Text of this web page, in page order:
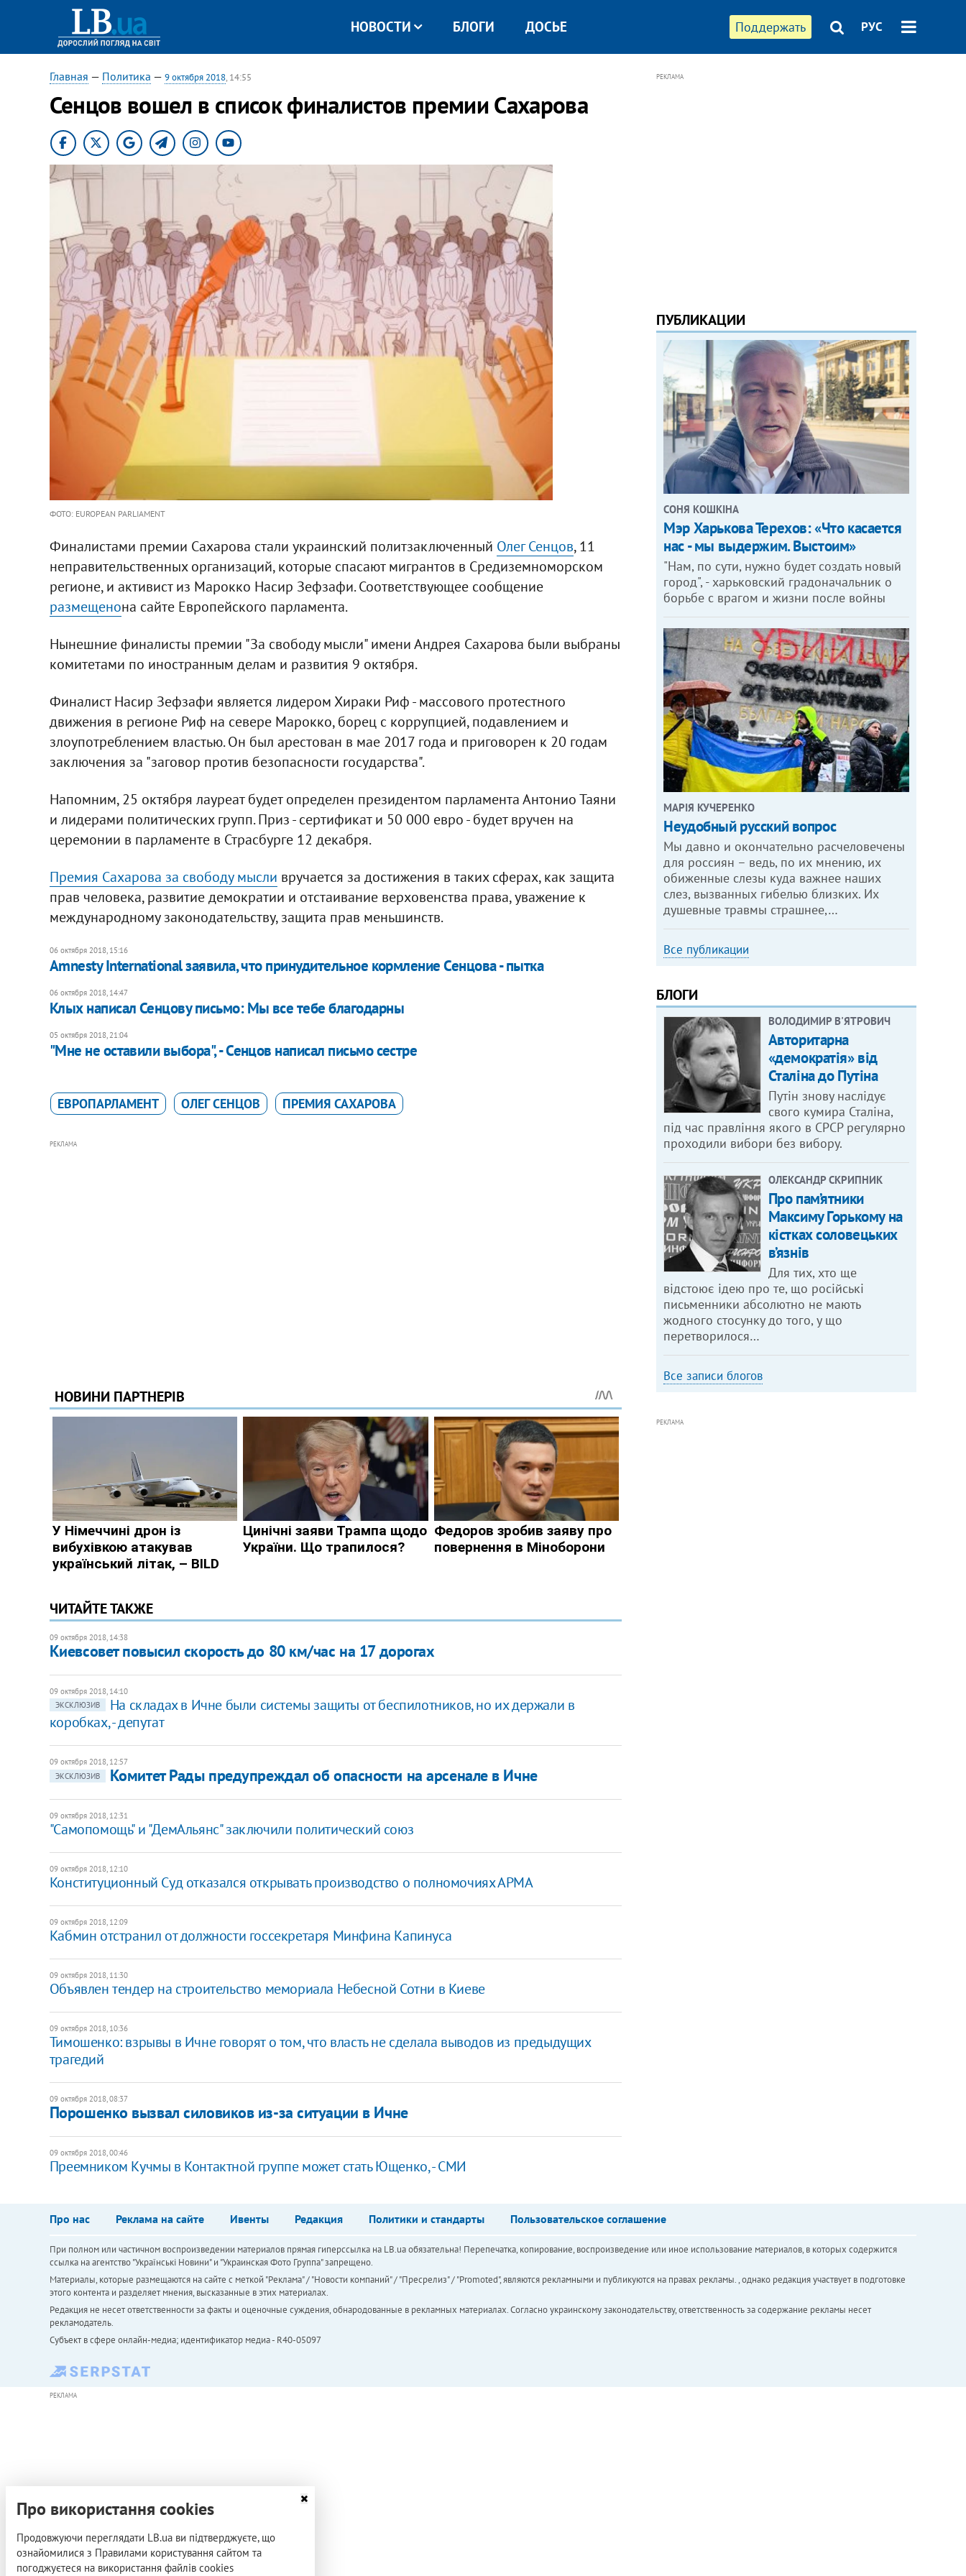
Поддержать РУС
НОВОСТИ БЛОГИ ДОСЬЕ
Главная — Политика — 9 октября 2018, 14:55
Сенцов вошел в список финалистов премии Сахарова
ФОТО: EUROPEAN PARLIAMENT
Финалистами премии Сахарова стали украинский политзаключенный Олег Сенцов, 11
неправительственных организаций, которые спасают мигрантов в Средиземноморском
регионе, и активист из Марокко Насир Зефзафи. Соответствующее сообщение
размещенона сайте Европейского парламента.
Нынешние финалисты премии "За свободу мысли" имени Андрея Сахарова были выбраны
комитетами по иностранным делам и развития 9 октября.
Финалист Насир Зефзафи является лидером Хираки Риф - массового протестного
движения в регионе Риф на севере Марокко, борец с коррупцией, подавлением и
злоупотреблением властью. Он был арестован в мае 2017 года и приговорен к 20 годам
заключения за "заговор против безопасности государства".
Напомним, 25 октября лауреат будет определен президентом парламента Антонио Таяни
и лидерами политических групп. Приз - сертификат и 50 000 евро - будет вручен на
церемонии в парламенте в Страсбурге 12 декабря.
Премия Сахарова за свободу мысли вручается за достижения в таких сферах, как защита
прав человека, развитие демократии и отстаивание верховенства права, уважение к
международному законодательству, защита прав меньшинств.
06 октября 2018, 15:16
Amnesty International заявила, что принудительное кормление Сенцова - пытка
06 октября 2018, 14:47
Клых написал Сенцову письмо: Мы все тебе благодарны
05 октября 2018, 21:04
"Мне не оставили выбора", - Сенцов написал письмо сестре
ЕВРОПАРЛАМЕНТ ОЛЕГ СЕНЦОВ ПРЕМИЯ САХАРОВА
РЕКЛАМА
ЧИТАЙТЕ ТАКЖЕ
09 октября 2018, 14:38
Киевсовет повысил скорость до 80 км/час на 17 дорогах
09 октября 2018, 14:10
ЭКСКЛЮЗИВ
На складах в Ичне были системы защиты от беспилотников, но их держали в
коробках, - депутат
09 октября 2018, 12:57
ЭКСКЛЮЗИВ
Комитет Рады предупреждал об опасности на арсенале в Ичне
09 октября 2018, 12:31
"Самопомощь" и "ДемАльянс" заключили политический союз
09 октября 2018, 12:10
Конституционный Суд отказался открывать производство о полномочиях АРМА
09 октября 2018, 12:09
​Кабмин отстранил от должности госсекретаря Минфина Капинуса
09 октября 2018, 11:30
Объявлен тендер на строительство мемориала Небесной Сотни в Киеве
09 октября 2018, 10:36
Тимошенко: взрывы в Ичне говорят о том, что власть не сделала выводов из предыдущих
трагедий
09 октября 2018, 08:37
Порошенко вызвал силовиков из-за ситуации в Ичне
09 октября 2018, 00:46
Преемником Кучмы в Контактной группе может стать Ющенко, - СМИ
РЕКЛАМА
ПУБЛИКАЦИИ
СОНЯ КОШКІНА
Мэр Харькова Терехов: «Что касается
нас - мы выдержим. Выстоим»
"Нам, по сути, нужно будет создать новый
город", - харьковский градоначальник о
борьбе с врагом и жизни после войны
МАРІЯ КУЧЕРЕНКО
​Неудобный русский вопрос
Мы давно и окончательно расчеловечены
для россиян – ведь, по их мнению, их
обиженные слезы куда важнее наших
слез, вызванных гибелью близких. Их
душевные травмы страшнее,…
Все публикации
БЛОГИ
ВОЛОДИМИР В'ЯТРОВИЧ
Авторитарна
«демократія» від
Сталіна до Путіна
Путін знову наслідує
свого кумира Сталіна,
під час правління якого в СРСР регулярно
проходили вибори без вибору.
ОЛЕКСАНДР СКРИПНИК
Про пам’ятники
Максиму Горькому на
кістках соловецьких
в’язнів
Для тих, хто ще
відстоює ідею про те, що російські
письменники абсолютно не мають
жодного стосунку до того, у що
перетворилося…
Все записи блогов
РЕКЛАМА
Про нас Реклама на сайте Ивенты Редакция Политики и стандарты Пользовательское соглашение
При полном или частичном воспроизведении материалов прямая гиперссылка на LB.ua обязательна! Перепечатка, копирование, воспроизведение или иное использование материалов, в которых содержится
ссылка на агентство "Українськi Новини" и "Украинская Фото Группа" запрещено.
Материалы, которые размещаются на сайте с меткой "Реклама" / "Новости компаний" / "Пресрелиз" / "Promoted", являются рекламными и публикуются на правах рекламы. , однако редакция участвует в подготовке
этого контента и разделяет мнения, высказанные в этих материалах.
Редакция не несет ответственности за факты и оценочные суждения, обнародованные в рекламных материалах. Согласно украинскому законодательству, ответственность за содержание рекламы несет
рекламодатель.
Субъект в сфере онлайн-медиа; идентификатор медиа - R40-05097
РЕКЛАМА
Про використання cookies
Продовжуючи переглядати LB.ua ви підтверджуєте, що
ознайомилися з Правилами користування сайтом та
погоджуєтеся на використання файлів cookies